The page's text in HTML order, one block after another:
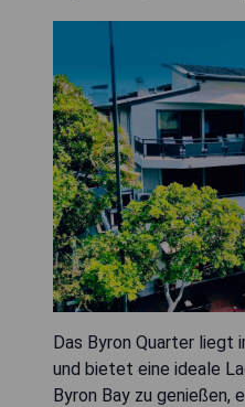
Das Byron Quarter liegt
und bietet eine ideale
Byron Bay zu genießen,